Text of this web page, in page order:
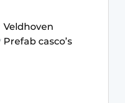
Veldhoven
Prefab casco’s